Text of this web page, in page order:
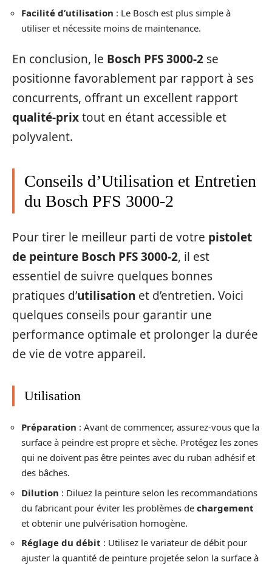
Facilité d’utilisation : Le Bosch est plus simple à
utiliser et nécessite moins de maintenance.
En conclusion, le Bosch PFS 3000-2 se
positionne favorablement par rapport à ses
concurrents, offrant un excellent rapport
qualité-prixtout en étant accessible et
polyvalent.
Conseils d’Utilisation et Entretien
du Bosch PFS 3000-2
Pour tirer le meilleur parti de votre pistolet
de peinture Bosch PFS 3000-2, il est
essentiel de suivre quelques bonnes
pratiques d’utilisation et d’entretien. Voici
quelques conseils pour garantir une
performance optimale et prolonger la durée
de vie de votre appareil.
Utilisation
Préparation : Avant de commencer, assurez-vous que la
surface à peindre est propre et sèche. Protégez les zones
qui ne doivent pas être peintes avec du ruban adhésif et
des bâches.
Dilution : Diluez la peinture selon les recommandations
du fabricant pour éviter les problèmes de chargement
et obtenir une pulvérisation homogène.
Réglage du débit : Utilisez le variateur de débit pour
ajuster la quantité de peinture projetée selon la surface à